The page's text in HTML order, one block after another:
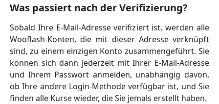
Was passiert nach der Verifizierung?
Sobald Ihre E-Mail-Adresse verifiziert ist, werden alle
Wooflash-Konten, die mit dieser Adresse verknüpft
sind, zu einem einzigen Konto zusammengeführt. Sie
können sich dann jederzeit mit Ihrer E-Mail-Adresse
und Ihrem Passwort anmelden, unabhängig davon,
ob Ihre andere Login-Methode verfügbar ist, und Sie
finden alle Kurse wieder, die Sie jemals erstellt haben.